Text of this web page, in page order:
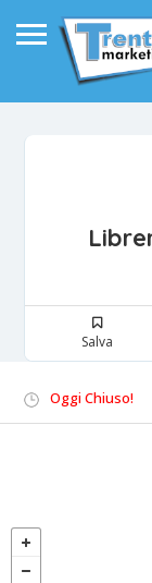
Salva
Oggi Chiuso!